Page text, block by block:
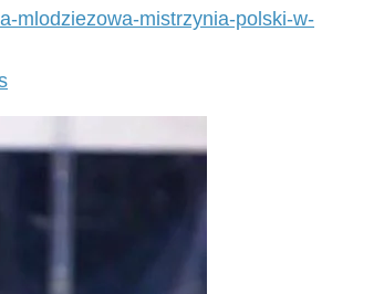
mlodziezowa-mistrzynia-polski-w-